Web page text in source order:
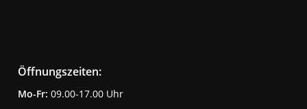
Öffnungszeiten:
Mo-Fr: 09.00-17.00 Uhr